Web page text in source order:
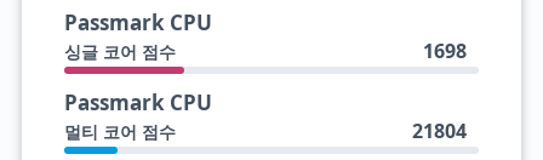
Passmark CPU
싱글 코어 점수 1698
Passmark CPU
멀티 코어 점수 21804